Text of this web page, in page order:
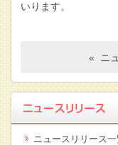
いります。
« ニ
ニュースリリース一